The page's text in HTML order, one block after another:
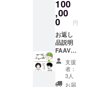
リース
パー
ティー
にご招
待しま
す！
（宮崎
市内予
定）
ふぁー
坊の作
レゼン
トしま
す！ T
シャツ
のデザ
インは
完成次
第アッ
プしま
す。 宮
崎オ
100
,00
0 円
お返し
品説明
FAAVO
宮崎の
過去プ
ロジェ
クトの
支援
者：
3人
お届